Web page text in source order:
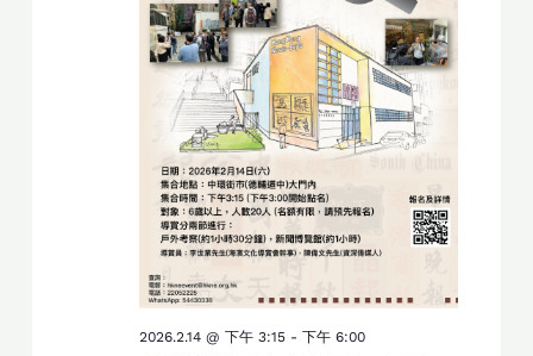
2026.2.14 @ 下午 3:15- 下午 6:00